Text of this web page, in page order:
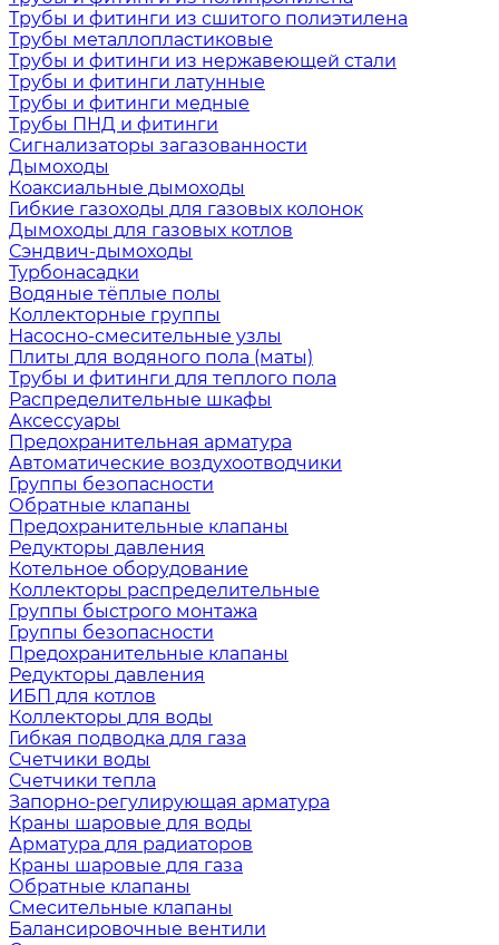
Трубы и фитинги из сшитого полиэтилена
Трубы металлопластиковые
Трубы и фитинги из нержавеющей стали
Трубы и фитинги латунные
Трубы и фитинги медные
Трубы ПНД и фитинги
Сигнализаторы загазованности
Дымоходы
Коаксиальные дымоходы
Гибкие газоходы для газовых колонок
Дымоходы для газовых котлов
Сэндвич-дымоходы
Турбонасадки
Водяные тёплые полы
Коллекторные группы
Насосно-смесительные узлы
Плиты для водяного пола (маты)
Трубы и фитинги для теплого пола
Распределительные шкафы
Аксессуары
Предохранительная арматура
Автоматические воздухоотводчики
Группы безопасности
Обратные клапаны
Предохранительные клапаны
Редукторы давления
Котельное оборудование
Коллекторы распределительные
Группы быстрого монтажа
Группы безопасности
Предохранительные клапаны
Редукторы давления
ИБП для котлов
Коллекторы для воды
Гибкая подводка для газа
Счетчики воды
Счетчики тепла
Запорно-регулирующая арматура
Краны шаровые для воды
Арматура для радиаторов
Краны шаровые для газа
Обратные клапаны
Смесительные клапаны
Балансировочные вентили